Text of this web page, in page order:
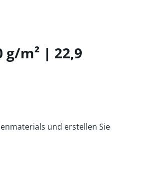
m² | 22,9
und erstellen Sie